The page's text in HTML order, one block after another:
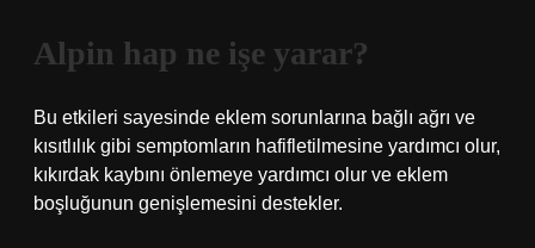
Alpin hap ne işe yarar?
Bu etkileri sayesinde eklem sorunlarına bağlı ağrı ve
kısıtlılık gibi semptomların hafifletilmesine yardımcı olur,
kıkırdak kaybını önlemeye yardımcı olur ve eklem
boşluğunun genişlemesini destekler.